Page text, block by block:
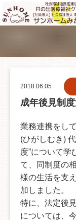
2018.06.05
成年後見制
業務連携をし
(ひがしむき)
度”について学
て、同制度の
様の生活を支
加しました。
特に、法定後
については、